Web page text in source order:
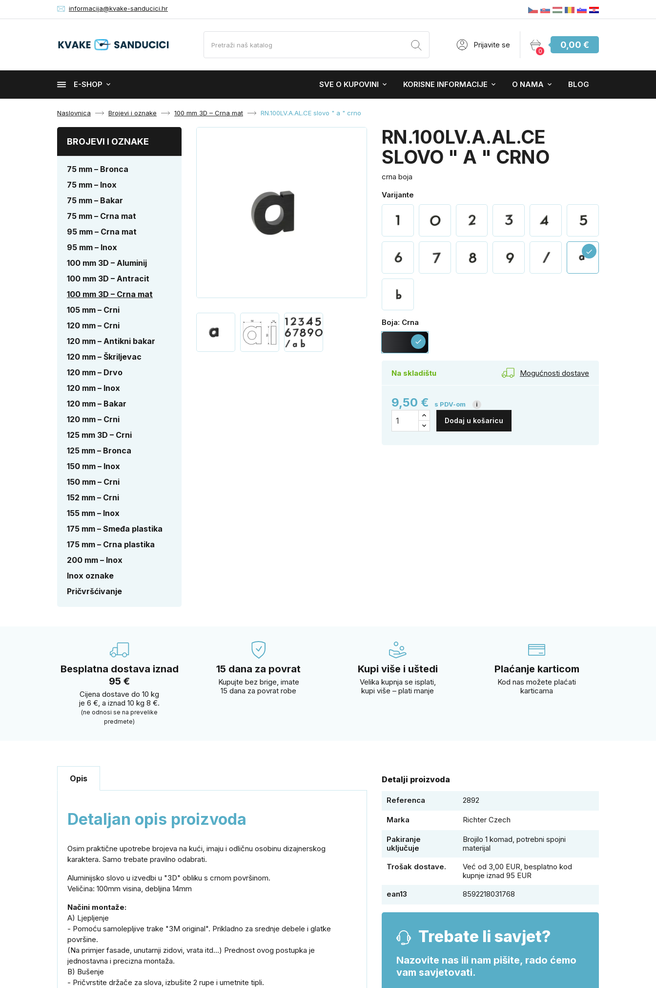
informacija@kvake-sanducici.hr
Prijavite se
0
0,00 €
E-SHOP SVE O KUPOVINI KORISNE INFORMACIJE O NAMA BLOG
Naslovnica Brojevi i oznake 100 mm 3D – Crna mat RN.100LV.A.AL.CE slovo " a " crno
BROJEVI I OZNAKE
75 mm – Bronca
75 mm – Inox
75 mm – Bakar
75 mm – Crna mat
95 mm – Crna mat
95 mm – Inox
100 mm 3D – Aluminij
100 mm 3D – Antracit
100 mm 3D – Crna mat
105 mm – Crni
120 mm – Crni
120 mm – Antikni bakar
120 mm – Škriljevac
120 mm – Drvo
120 mm – Inox
120 mm – Bakar
120 mm – Crni
125 mm 3D – Crni
125 mm – Bronca
150 mm – Inox
150 mm – Crni
152 mm – Crni
155 mm – Inox
175 mm – Smeđa plastika
175 mm – Crna plastika
200 mm – Inox
Inox oznake
Pričvršćivanje
RN.100LV.A.AL.CE
SLOVO " A " CRNO
crna boja
Varijante
check
Boja: Crna
Crna
check
Na skladištu Mogućnosti dostave
9,50 € s PDV-om i
Dodaj u košaricu
Besplatna dostava iznad
95 €
Cijena dostave do 10 kg
je 6 €, a iznad 10 kg 8 €.
(ne odnosi se na prevelike
predmete)
15 dana za povrat
Kupujte bez brige, imate
15 dana za povrat robe
Kupi više i uštedi
Velika kupnja se isplati,
kupi više – plati manje
Plaćanje karticom
Kod nas možete plaćati
karticama
Opis
Detaljan opis proizvoda
Osim praktične upotrebe brojeva na kući, imaju i odličnu osobinu dizajnerskog
karaktera. Samo trebate pravilno odabrati.
Aluminijsko slovo u izvedbi u "3D" obliku s crnom površinom.
Veličina: 100mm visina, debljina 14mm
Načini montaže:
A) Ljepljenje
- Pomoću samolepljive trake "3M original". Prikladno za srednje debele i glatke
površine.
(Na primjer fasade, unutarnji zidovi, vrata itd...) Prednost ovog postupka je
jednostavna i precizna montaža.
B) Bušenje
- Pričvrstite držače za slova, izbušite 2 rupe i umetnite tipli.
Detalji proizvoda
Referenca 2892
Marka Richter Czech
Pakiranje
uključuje
Brojilo 1 komad, potrebni spojni
materijal
Trošak dostave.
Već od 3,00 EUR, besplatno kod
kupnje iznad 95 EUR
ean13
8592218031768
Trebate li savjet?
Nazovite nas ili nam pišite, rado ćemo
vam savjetovati.